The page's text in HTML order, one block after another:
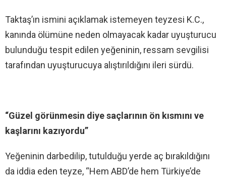
Taktaş’ın ismini açıklamak istemeyen teyzesi K.C.,
kanında ölümüne neden olmayacak kadar uyuşturucu
bulunduğu tespit edilen yeğeninin, ressam sevgilisi
tarafından uyuşturucuya alıştırıldığını ileri sürdü.
“Güzel görünmesin diye saçlarının ön kısmını ve
kaşlarını kazıyordu”
Yeğeninin darbedilip, tutulduğu yerde aç bırakıldığını
da iddia eden teyze, “Hem ABD’de hem Türkiye’de